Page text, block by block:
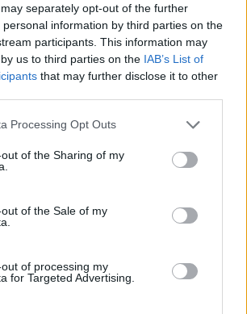
separately opt-out of the further
information by third parties on the
participants. This information may
us to third parties on the IAB’s List of
that may further disclose it to other
Processing Opt Outs
of the Sharing of my
of the Sale of my
of processing my
for Targeted Advertising.
KL. 17:44
växer
Slussen i Lagan är så mycket mer än "bara" en